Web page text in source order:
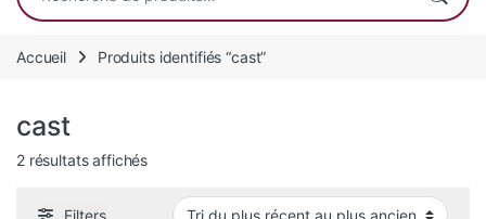
Accueil Produits identifiés “cast”
cast
2 résultats affichésTrié du plus récent au plus ancien